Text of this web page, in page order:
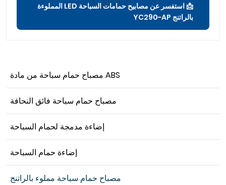
📩 استفسر عن مصابيح حمامات السباحة LED المملوءة
بالراتنج YC290-AP
مصباح حمام سباحة من مادة ABS
مصباح حمام سباحة فائق النحافة
إضاءة مدمجة لحمام السباحة
إضاءة حمام السباحة
مصباح حمام سباحة مملوء بالراتنج